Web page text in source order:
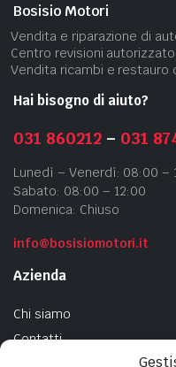
Bosisio Motori
Vendita e riparazione di
Centro revisioni autorizzato
Vendita ricambi e restauro
Hai bisogno di aiuto?
031 860212– 031
Lunedì – Venerdì: 08:00 –
Sabato: 08:00 – 12:00
Domenica: Chiuso
info@bosisiomotori.it
Azienda
Chi siamo
Contatti